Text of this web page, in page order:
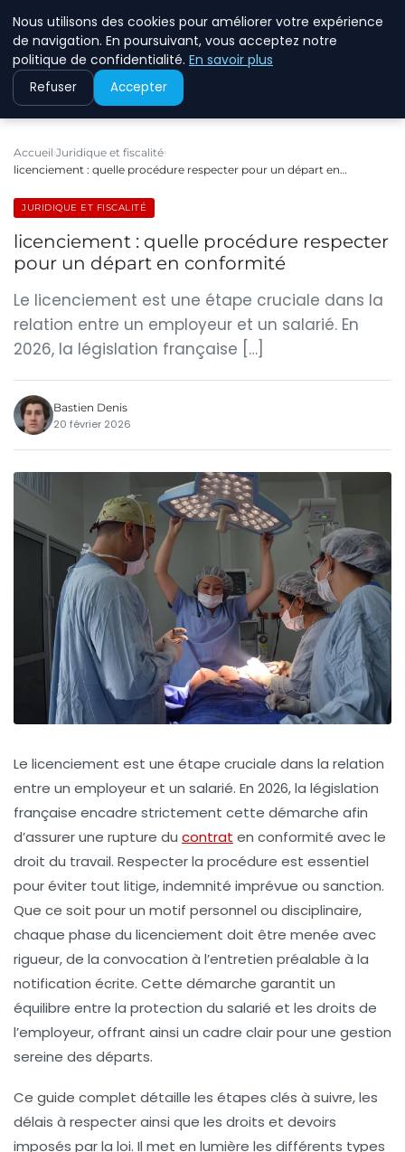
ECOMMCODE2
Accueil Juridique et fiscalité
licenciement : quelle procédure respecter pour un départ en…
JURIDIQUE ET FISCALITÉ
licenciement : quelle procédure respecter
pour un départ en conformité
Le licenciement est une étape cruciale dans la
relation entre un employeur et un salarié. En
2026, la législation française […]
Bastien Denis
20 février 2026
Le licenciement est une étape cruciale dans la relation
entre un employeur et un salarié. En 2026, la législation
française encadre strictement cette démarche afin
d’assurer une rupture du contrat en conformité avec le
droit du travail. Respecter la procédure est essentiel
pour éviter tout litige, indemnité imprévue ou sanction.
Que ce soit pour un motif personnel ou disciplinaire,
chaque phase du licenciement doit être menée avec
rigueur, de la convocation à l’entretien préalable à la
notification écrite. Cette démarche garantit un
équilibre entre la protection du salarié et les droits de
l’employeur, offrant ainsi un cadre clair pour une gestion
sereine des départs.
Ce guide complet détaille les étapes clés à suivre, les
délais à respecter ainsi que les droits et devoirs
imposés par la loi. Il met en lumière les différents types
Nous utilisons des cookies pour améliorer votre expérience
de navigation. En poursuivant, vous acceptez notre
politique de confidentialité. En savoir plus
Refuser Accepter